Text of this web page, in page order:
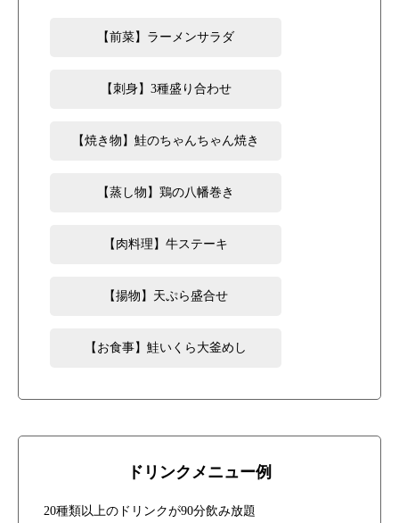
【前菜】ラーメンサラダ
【刺身】3種盛り合わせ
【焼き物】鮭のちゃんちゃん焼き
【蒸し物】鶏の八幡巻き
【肉料理】牛ステーキ
【揚物】天ぷら盛合せ
【お食事】鮭いくら大釜めし
ドリンクメニュー例
20種類以上のドリンクが90分飲み放題